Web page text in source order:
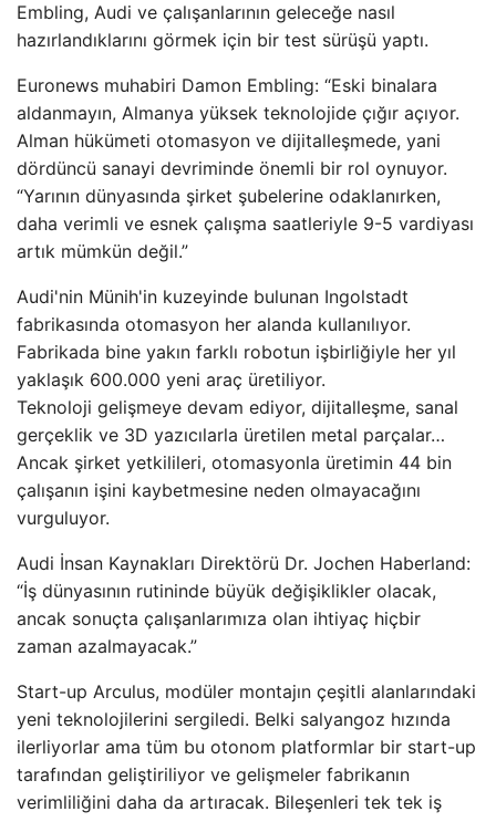
Embling, Audi ve çalışanlarının geleceğe nasıl
hazırlandıklarını görmek için bir test sürüşü yaptı.
Euronews muhabiri Damon Embling: “Eski binalara
aldanmayın, Almanya yüksek teknolojide çığır açıyor.
Alman hükümeti otomasyon ve dijitalleşmede, yani
dördüncü sanayi devriminde önemli bir rol oynuyor.
“Yarının dünyasında şirket şubelerine odaklanırken,
daha verimli ve esnek çalışma saatleriyle 9-5 vardiyası
artık mümkün değil.”
Audi'nin Münih'in kuzeyinde bulunan Ingolstadt
fabrikasında otomasyon her alanda kullanılıyor.
Fabrikada bine yakın farklı robotun işbirliğiyle her yıl
yaklaşık 600.000 yeni araç üretiliyor.
Teknoloji gelişmeye devam ediyor, dijitalleşme, sanal
gerçeklik ve 3D yazıcılarla üretilen metal parçalar…
Ancak şirket yetkilileri, otomasyonla üretimin 44 bin
çalışanın işini kaybetmesine neden olmayacağını
vurguluyor.
Audi İnsan Kaynakları Direktörü Dr. Jochen Haberland:
“İş dünyasının rutininde büyük değişiklikler olacak,
ancak sonuçta çalışanlarımıza olan ihtiyaç hiçbir
zaman azalmayacak.”
Start-up Arculus, modüler montajın çeşitli alanlarındaki
yeni teknolojilerini sergiledi. Belki salyangoz hızında
ilerliyorlar ama tüm bu otonom platformlar bir start-up
tarafından geliştiriliyor ve gelişmeler fabrikanın
verimliliğini daha da artıracak. Bileşenleri tek tek iş